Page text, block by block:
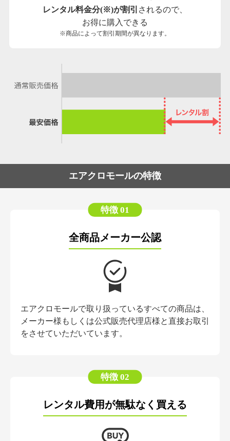
レンタル料金分(※)が割引 されるので、
お得に購入できる
※商品によって割引期間が異なります。
エアクロモールの特徴
特徴 01
全商品メーカー公認
エアクロモールで取り扱っているすべての商品は、
メーカー様もしくは公式販売代理店様と直接お取引
をさせていただいています。
特徴 02
レンタル費用が無駄なく買える